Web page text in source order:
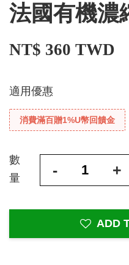
法國有機濃
NT$ 360 TWD
適用優惠
消費滿百贈1%U幣回饋金
數
量
- +
ADD